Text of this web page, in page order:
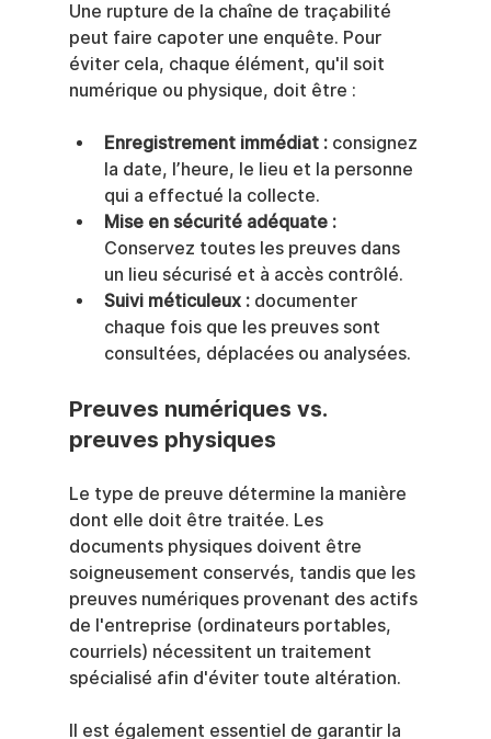
Une rupture de la chaîne de traçabilité
peut faire capoter une enquête. Pour
éviter cela, chaque élément, qu'il soit
numérique ou physique, doit être :
Enregistrement immédiat : consignez
la date, l’heure, le lieu et la personne
qui a effectué la collecte.
Mise en sécurité adéquate :
Conservez toutes les preuves dans
un lieu sécurisé et à accès contrôlé.
Suivi méticuleux : documenter
chaque fois que les preuves sont
consultées, déplacées ou analysées.
Preuves numériques vs.
preuves physiques
Le type de preuve détermine la manière
dont elle doit être traitée. Les
documents physiques doivent être
soigneusement conservés, tandis que les
preuves numériques provenant des actifs
de l'entreprise (ordinateurs portables,
courriels) nécessitent un traitement
spécialisé afin d'éviter toute altération.
Il est également essentiel de garantir la